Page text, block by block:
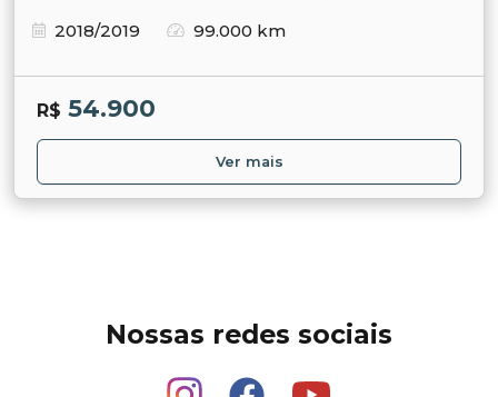
2018/2019
99.000 km
R$ 54.900
Ver mais
Nossas redes sociais